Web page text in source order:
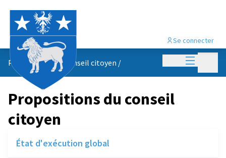
Menu
Se connecter
Propositions du conseil citoyen /
Propositions du conseil
citoyen
État d'exécution global